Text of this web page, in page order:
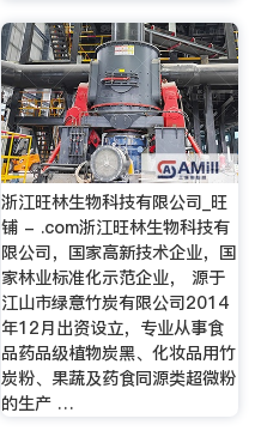
浙江旺林生物科技有限公司_旺
铺 - .com浙江旺林生物科技有
限公司，国家高新技术企业，国
家林业标准化示范企业， 源于
江山市绿意竹炭有限公司2014
年12月出资设立，专业从事食
品药品级植物炭黑、化妆品用竹
炭粉、果蔬及药食同源类超微粉
的生产 …